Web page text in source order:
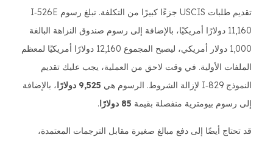
تقديم طلبات USCIS جزءًا كبيرًا من التكلفة. تبلغ رسوم I‑526E
11,160 دولارًا أمريكيًا، بالإضافة إلى رسوم صندوق النزاهة البالغة
1,000 دولار أمريكي، ليصبح المجموع 12,160 دولارًا أمريكيًا لمعظم
الملفات الأولية. في وقت لاحق من العملية، يجب عليك تقديم
النموذج I‑829 لإزالة الشروط. الرسوم هي
9,525 دولارًا
، بالإضافة
إلى رسوم بيومترية منفصلة بقيمة 85 دولارًا .
قد تحتاج أيضًا إلى دفع مبالغ صغيرة مقابل الترجمات المعتمدة،